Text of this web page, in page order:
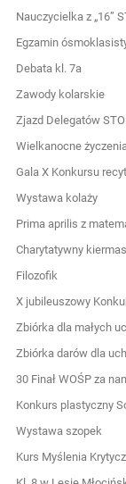
Nauczycielka z „16”
Egzamin
Debata kl. 7a
Zawody kolarskie
Zjazd Delegatów STO
Wielkanocne życzenia
Gala X Konkursu
Wystawa kolaży
Prima aprilis z
Charytatywny
Filozofik
X jubileuszowy
Zbiórka dla małych
Zbiórka darów dla
30 Finał WOŚP za
Konkurs plastyczny
Wystawa szopek
Kurs Myślenia